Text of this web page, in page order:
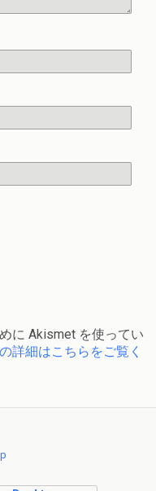
に Akismet を使ってい
詳細はこちらをご覧く